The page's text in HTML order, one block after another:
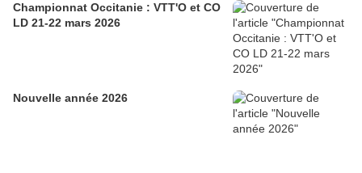
Championnat Occitanie : VTT'O et CO
LD 21-22 mars 2026
Nouvelle année 2026